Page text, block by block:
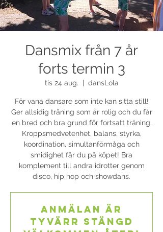
Dansmix från 7 år
forts termin 3
tis 24 aug. dansLola
För vana dansare som inte kan sitta still!
Ger allsidig träning som är rolig och du får
en bred och bra grund för fortsatt träning.
Kroppsmedvetenhet, balans, styrka,
koordination, simultanförmåga och
smidighet får du på köpet! Bra
komplement till andra idrotter genom
disco, hip hop och showdans.
Anmälan är
tyvärr stängd